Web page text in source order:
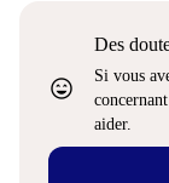
sentiment_very_satisfied
Des
Si vous
aider.